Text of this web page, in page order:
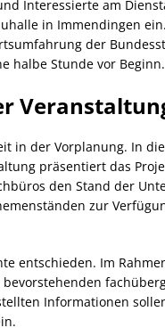
Interessierte am
in Immendingen
der
halbe Stunde vor Beginn.
in der Vorplanung. In
präsentiert das
den Stand der
zur
entschieden. Im
Informationen